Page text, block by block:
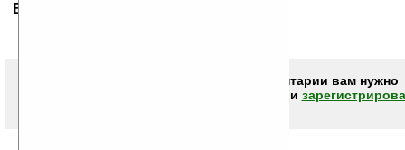
Ваше мнение будет первым.
Чтобы писать комментарии вам нужно
или